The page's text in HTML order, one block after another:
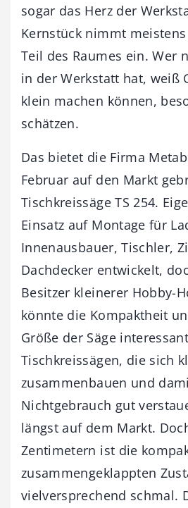
sogar das Herz der
Kernstück nimmt
Teil des Raumes ein. Wer
in der Werkstatt hat, weiß
klein machen können,
schätzen.
Das bietet die Firma
Februar auf den Markt
Tischkreissäge TS 254.
Einsatz auf Montage für
Innenausbauer, Tischler,
Dachdecker entwickelt,
Besitzer kleinerer Hobby-
könnte die Kompaktheit
Größe der Säge
Tischkreissägen, die sich
zusammenbauen und
Nichtgebrauch gut
längst auf dem Markt.
Zentimetern ist die
zusammengeklappten
vielversprechend schmal.